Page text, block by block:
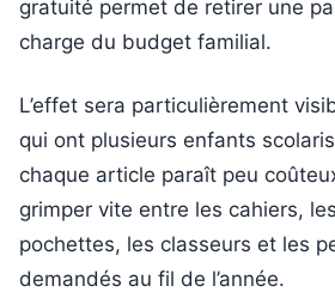
gratuité permet de retirer une
charge du budget familial.
L’effet sera particulièrement
qui ont plusieurs enfants
chaque article paraît peu
grimper vite entre les cahiers,
pochettes, les classeurs et les
demandés au fil de l’année.